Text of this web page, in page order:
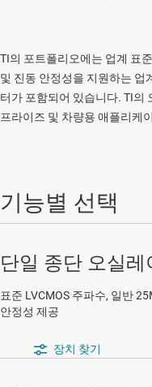
TI의 포트폴리오에는 업계 표
및 진동 안정성을 지원하는 업
터가 포함되어 있습니다. TI의
프라이즈 및 차량용 애플리케
기능별 선택
단일 종단 오실레
표준 LVCMOS 주파수, 일반
안정성 제공
장치 찾기